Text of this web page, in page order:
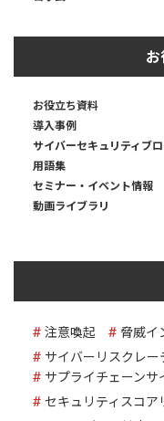
お役立ち資料
導入事例
サイバーセキュリティブ
用語集
セミナー・イベント情報
動画ライブラリ
注意喚起 脅威イ
サイバーリスクレー
サプライチェーンサ
セキュリティスコア